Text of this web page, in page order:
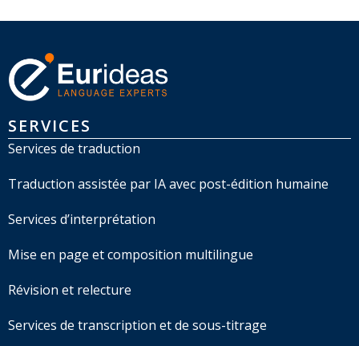
SERVICES
Services de traduction
Traduction assistée par IA avec post-édition humaine
Services d’interprétation
Mise en page et composition multilingue
Révision et relecture
Services de transcription et de sous-titrage